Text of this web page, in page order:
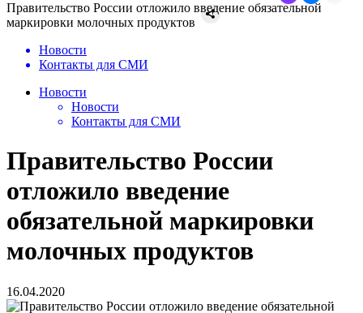
Правительство России отложило введение обязательной
маркировки молочных продуктов
Новости
Контакты для СМИ
Новости
Новости
Контакты для СМИ
Правительство России
отложило введение
обязательной маркировки
молочных продуктов
16.04.2020